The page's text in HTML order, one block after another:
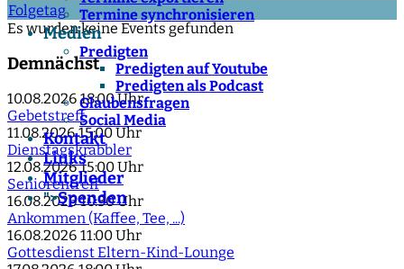
Termine synchronisieren
Medien
Predigten
Predigten auf Youtube
Predigten als Podcast
Glaubensfragen
Social Media
Kontakt
Links
Mitglieder
">Spenden
Folgetag
Es wurden keine Events gefunden
Demnächst
10.08.2026 18:00 Uhr
Gebetstreff
11.08.2026 15:00 Uhr
Dienstagskrabbler
12.08.2026 15:00 Uhr
Seniorentreff
16.08.2026 10:30 Uhr
Ankommen (Kaffee, Tee, ...)
16.08.2026 11:00 Uhr
Gottesdienst Eltern-Kind-Lounge